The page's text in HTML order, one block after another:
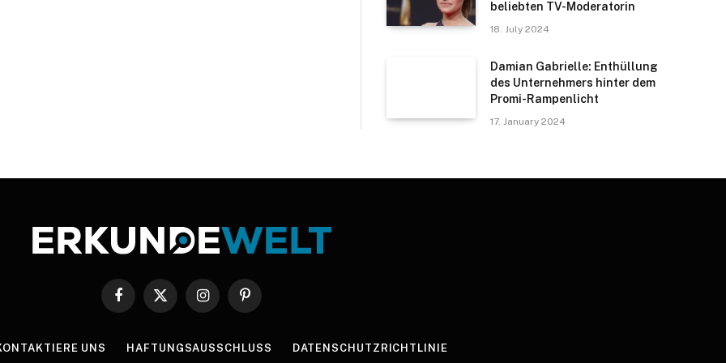
beliebten TV-Moderatorin
18. July 2024
Damian Gabrielle: Enthüllung
des Unternehmers hinter dem
Promi-Rampenlicht
17. January 2024
Facebook
X
InstagramPinterest
UNS HAFTUNGSAUSSCHLUSS DATENSCHUTZRICHTLINIE